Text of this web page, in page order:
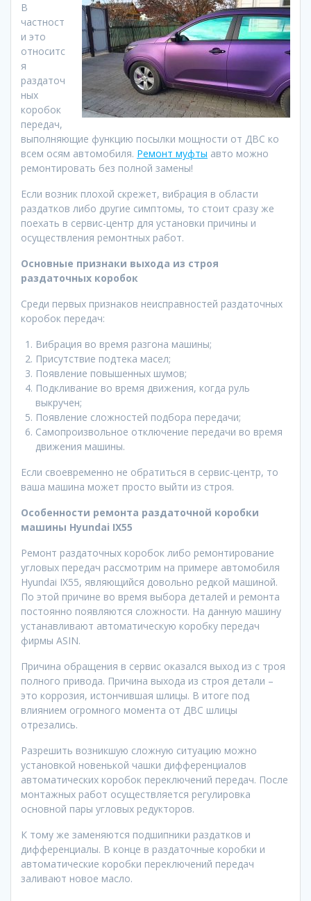
В
частност
и это
относитс
я
раздаточ
ных
коробок
передач,
выполняющие функцию посылки мощности от ДВС ко
всем осям автомобиля. Ремонт муфты авто можно
ремонтировать без полной замены!
Если возник плохой скрежет, вибрация в области
раздатков либо другие симптомы, то стоит сразу же
поехать в сервис-центр для установки причины и
осуществления ремонтных работ.
Основные признаки выхода из строя
раздаточных коробок
Среди первых признаков неисправностей раздаточных
коробок передач:
Вибрация во время разгона машины;
Присутствие подтека масел;
Появление повышенных шумов;
Подкливание во время движения, когда руль
выкручен;
Появление сложностей подбора передачи;
Самопроизвольное отключение передачи во время
движения машины.
Если своевременно не обратиться в сервис-центр, то
ваша машина может просто выйти из строя.
Особенности ремонта раздаточной коробки
машины Hyundai IX55
Ремонт раздаточных коробок либо ремонтирование
угловых передач рассмотрим на примере автомобиля
Hyundai IX55, являющийся довольно редкой машиной.
По этой причине во время выбора деталей и ремонта
постоянно появляются сложности. На данную машину
устанавливают автоматическую коробку передач
фирмы ASIN.
Причина обращения в сервис оказался выход из с троя
полного привода. Причина выхода из строя детали –
это коррозия, истончившая шлицы. В итоге под
влиянием огромного момента от ДВС шлицы
отрезались.
Разрешить возникшую сложную ситуацию можно
установкой новенькой чашки дифференциалов
автоматических коробок переключений передач. После
монтажных работ осуществляется регулировка
основной пары угловых редукторов.
К тому же заменяются подшипники раздатков и
дифференциалы. В конце в раздаточные коробки и
автоматические коробки переключений передач
заливают новое масло.